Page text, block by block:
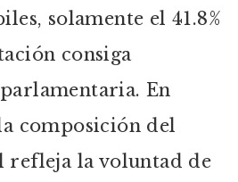
solamente el 41.8%
consiga
En
composición del
refleja la voluntad de